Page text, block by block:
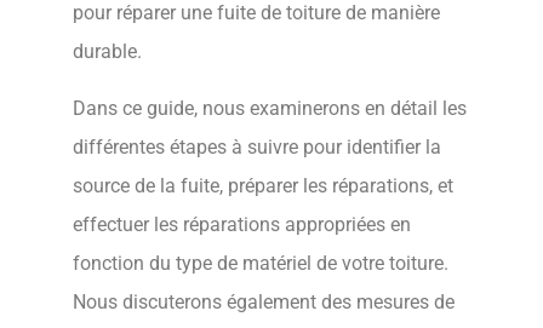
pour réparer une fuite de toiture de manière
durable.
Dans ce guide, nous examinerons en détail les
différentes étapes à suivre pour identifier la
source de la fuite, préparer les réparations, et
effectuer les réparations appropriées en
fonction du type de matériel de votre toiture.
Nous discuterons également des mesures de